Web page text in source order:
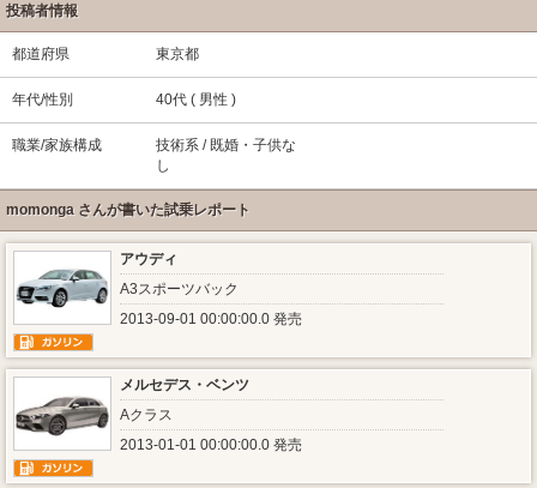
投稿者情報
都道府県 東京都
年代/性別 40代 ( 男性 )
職業/家族構成
技術系 / 既婚・子供な
し
momonga さんが書いた試乗レポート
アウディ
A3スポーツバック
2013-09-01 00:00:00.0 発売
メルセデス・ベンツ
Aクラス
2013-01-01 00:00:00.0 発売